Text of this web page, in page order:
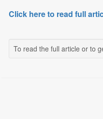
Click here to read full
To read the full article or to